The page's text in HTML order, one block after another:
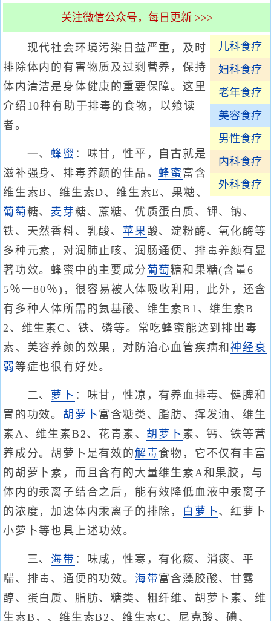
关注微信公众号，每日更新 >>>
儿科食疗
妇科食疗
老年食疗
美容食疗
男性食疗
内科食疗
外科食疗
现代社会环境污染日益严重，及时
排除体内的有害物质及过剩营养，保持
体内清洁是身体健康的重要保障。这里
介绍10种有助于排毒的食物，以飨读
者。
一、蜂蜜 ：味甘，性平，自古就是
滋补强身、排毒养颜的佳品。蜂蜜 富含
维生素B、维生素D、维生素E、果糖、
葡萄糖、 麦芽糖、蔗糖、优质蛋白质、钾、钠、
铁、天然香料、乳酸、 苹果 酸、淀粉酶、氧化酶等
多种元素，对润肺止咳、润肠通便、排毒养颜有显
著功效。蜂蜜中的主要成分葡萄糖和果糖(含量6
5％一80％)，很容易被人体吸收利用，此外，还含
有多种人体所需的氨基酸、维生素B1、维生素B
2、维生素C、铁、磷等。常吃蜂蜜能达到排出毒
素、美容养颜的效果，对防治心血管疾病和神经衰
弱等症也很有好处。
二、 萝卜 ：味甘，性凉，有养血排毒、健脾和
胃的功效。 胡萝卜 富含糖类、脂肪、挥发油、维生
素A、维生素B2、花青素、 胡萝卜 素、钙、铁等营
养成分。胡萝卜是有效的解毒食物，它不仅有丰富
的胡萝卜素，而且含有的大量维生素A和果胶，与
体内的汞离子结合之后，能有效降低血液中汞离子
的浓度，加速体内汞离子的排除， 白萝卜 、红萝卜
小萝卜等也具上述功效。
三、 海带 ：味咸，性寒，有化痰、消痰、平
喘、排毒、通便的功效。 海带富含藻胶酸、甘露
醇、蛋白质、脂肪、糖类、粗纤维、胡萝卜素、维
生素B，、维生素B2、维生素C、尼克酸、碘、